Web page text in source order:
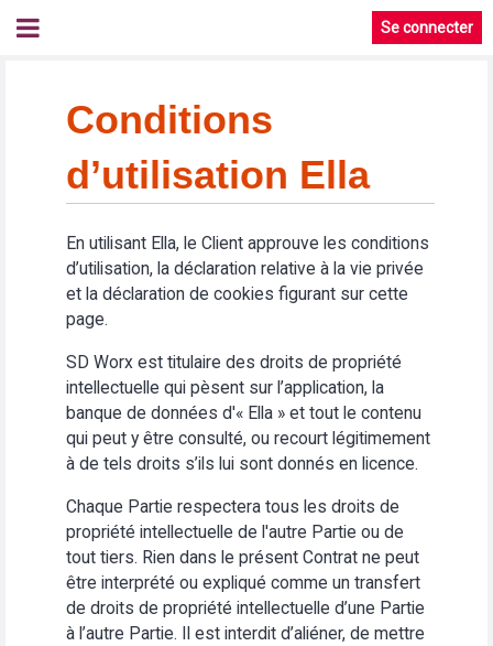
Se connecter
Conditions
d’utilisation Ella
En utilisant Ella, le Client approuve les conditions
d’utilisation, la déclaration relative à la vie privée
et la déclaration de cookies figurant sur cette
page.
SD Worx est titulaire des droits de propriété
intellectuelle qui pèsent sur l’application, la
banque de données d'« Ella » et tout le contenu
qui peut y être consulté, ou recourt légitimement
à de tels droits s’ils lui sont donnés en licence.
Chaque Partie respectera tous les droits de
propriété intellectuelle de l'autre Partie ou de
tout tiers. Rien dans le présent Contrat ne peut
être interprété ou expliqué comme un transfert
de droits de propriété intellectuelle d’une Partie
à l’autre Partie. Il est interdit d’aliéner, de mettre